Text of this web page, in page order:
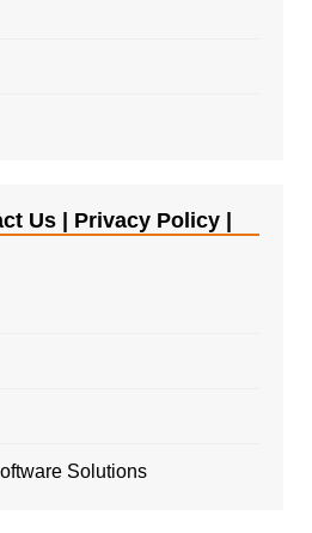
Us | Privacy Policy |
Solutions